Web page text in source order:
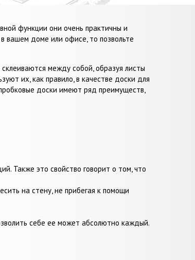
функции они очень практичны и
вашем доме или офисе, то позвольте
между собой, образуя листы
их, как правило, в качестве доски для
доски имеют ряд преимуществ,
Также это свойство говорит о том, что
на стену, не прибегая к помощи
себе ее может абсолютно каждый.